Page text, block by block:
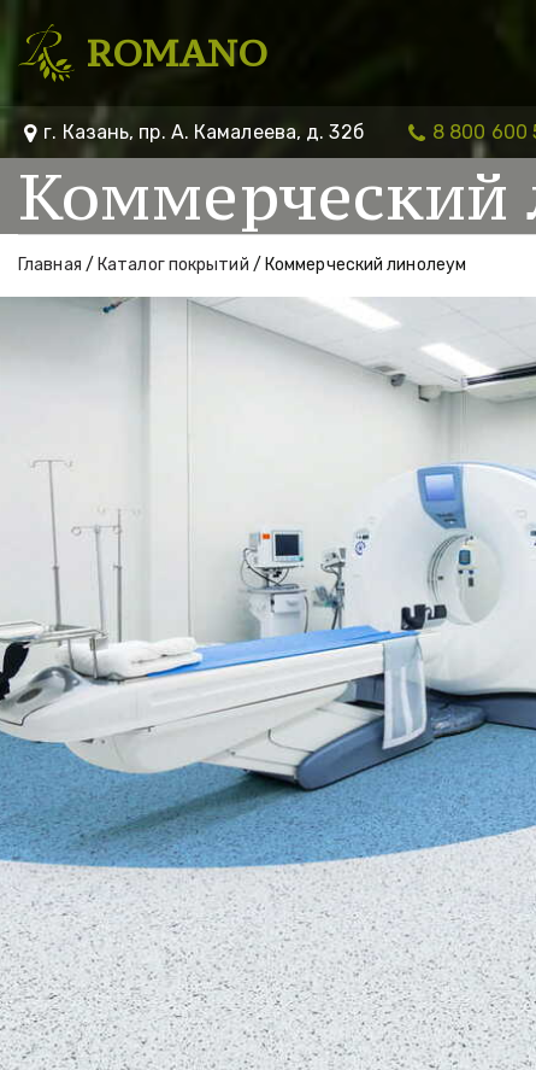
ROMANO
г. Казань, пр. А. Камалеева, д. 32б 8 800 600
Коммерческий
Главная / Каталог покрытий / Коммерческий линолеум